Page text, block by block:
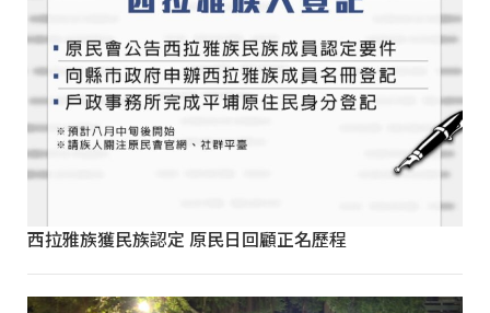
西拉雅族獲民族認定 原民日回顧正名歷程